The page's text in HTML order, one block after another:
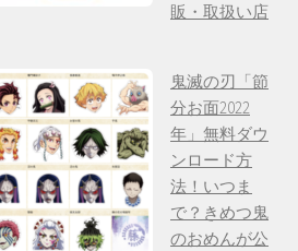
販・取扱い店
鬼滅の刃「節
分お面2022
年」無料ダウ
ンロード方
法！いつま
で？きめつ鬼
のおめんが公